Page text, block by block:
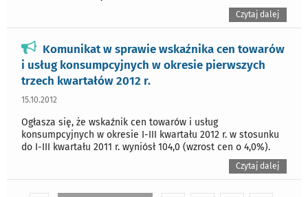
Czytaj dalej
Komunikat w sprawie wskaźnika cen towarów
i usług konsumpcyjnych w okresie pierwszych
trzech kwartałów 2012 r.
15.10.2012
Ogłasza się, że wskaźnik cen towarów i usług
konsumpcyjnych w okresie I-III kwartału 2012 r. w stosunku
do I-III kwartału 2011 r. wyniósł 104,0 (wzrost cen o 4,0%).
Czytaj dalej